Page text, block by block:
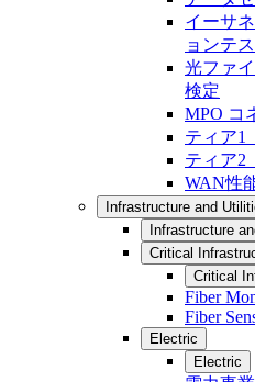
イーサ
ョンテ
光ファ
検定
MPO コ
ティア1
ティア2
WAN性
Infrastructure and
Infrastructure
Critical
Critical
Fiber
Fiber
Electric
Electric